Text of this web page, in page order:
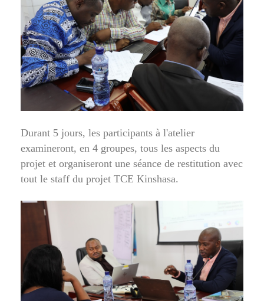
Durant 5 jours, les participants à l'atelier
examineront, en 4 groupes, tous les aspects du
projet et organiseront une séance de restitution avec
tout le staff du projet TCE Kinshasa.